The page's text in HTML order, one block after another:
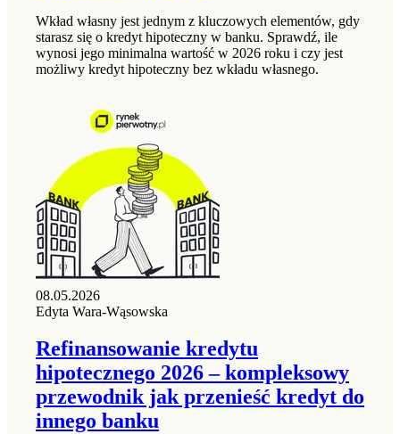
Wkład własny jest jednym z kluczowych elementów, gdy
starasz się o kredyt hipoteczny w banku. Sprawdź, ile
wynosi jego minimalna wartość w 2026 roku i czy jest
możliwy kredyt hipoteczny bez wkładu własnego.
08.05.2026
Edyta Wara-Wąsowska
Refinansowanie kredytu
hipotecznego 2026 – kompleksowy
przewodnik jak przenieść kredyt do
innego banku